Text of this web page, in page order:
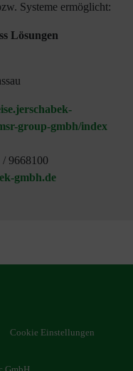
Systeme ermöglicht:
Lösungen
group-gmbh/index
9668100
gmbh.de
Cookie Einstellungen